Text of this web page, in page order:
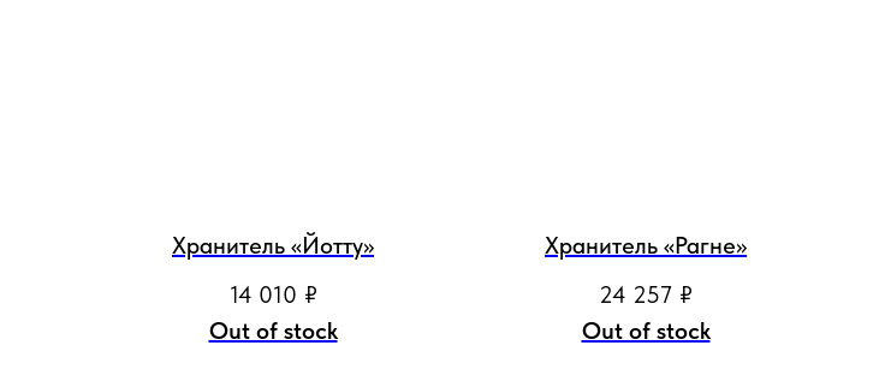
Хранитель «Йотту»
14 010 ₽
Out of stock
Хранитель «Рагне»
24 257 ₽
Out of stock